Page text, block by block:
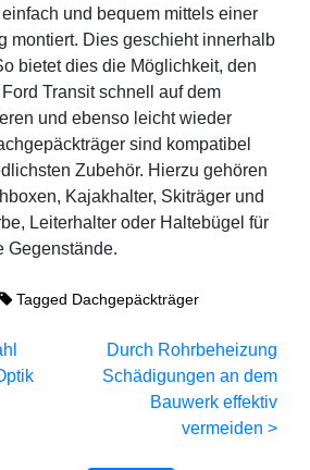
und bequem mittels einer
montiert. Dies geschieht innerhalb
bietet dies die Möglichkeit, den
Transit schnell auf dem
und ebenso leicht wieder
sind kompatibel
Zubehör. Hierzu gehören
Kajakhalter, Skiträger und
Leiterhalter oder Haltebügel für
Gegenstände.
Tagged Dachgepäckträger
Durch Rohrbeheizung
Schädigungen an dem
Bauwerk effektiv
vermeiden